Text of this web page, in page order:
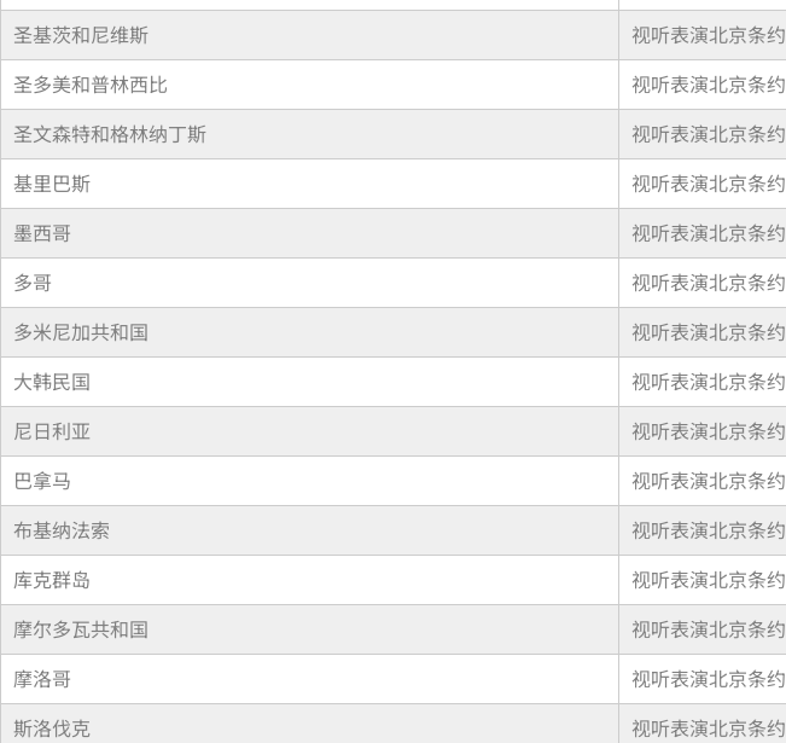
圣基茨和尼维斯
视听表演北京条约
圣多美和普林西比
视听表演北京条约
圣文森特和格林纳丁斯
视听表演北京条约
基里巴斯
视听表演北京条约
墨西哥
视听表演北京条约
多哥
视听表演北京条约
多米尼加共和国
视听表演北京条约
大韩民国
视听表演北京条约
尼日利亚
视听表演北京条约
巴拿马
视听表演北京条约
布基纳法索
视听表演北京条约
库克群岛
视听表演北京条约
摩尔多瓦共和国
视听表演北京条约
摩洛哥
视听表演北京条约
斯洛伐克
视听表演北京条约